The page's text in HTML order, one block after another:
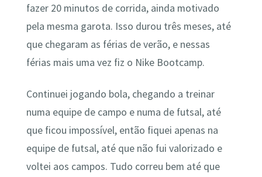
fazer 20 minutos de corrida, ainda motivado
pela mesma garota. Isso durou três meses, até
que chegaram as férias de verão, e nessas
férias mais uma vez fiz o Nike Bootcamp.
Continuei jogando bola, chegando a treinar
numa equipe de campo e numa de futsal, até
que ficou impossível, então fiquei apenas na
equipe de futsal, até que não fui valorizado e
voltei aos campos. Tudo correu bem até que